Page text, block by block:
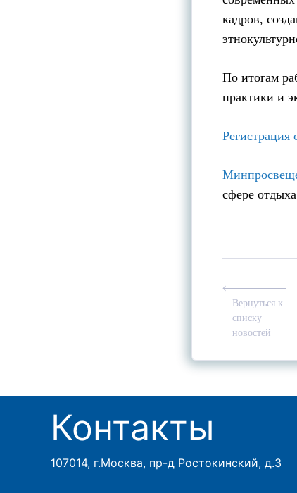
кадров,
По итогам
практики и
Регистрация
сфере
Вернуться к
списку
новостей
Контакты
107014, г.Москва, пр-д Ростокинский, д.3